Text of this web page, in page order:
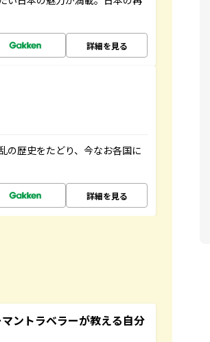
詳細を見る
の歴史をたどり、今なお各国に
詳細を見る
ントラベラーが教える自分